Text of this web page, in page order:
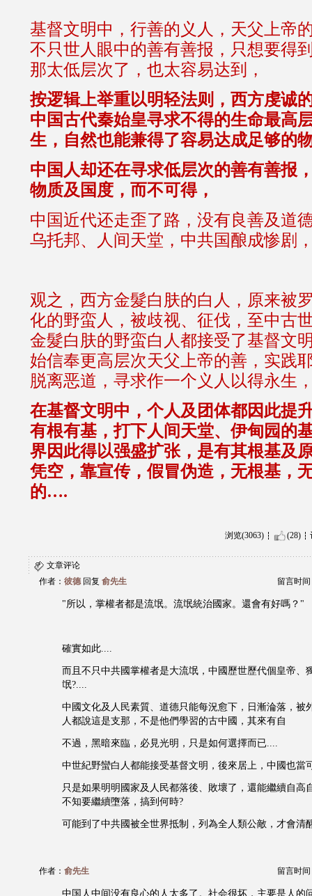
基督文明中，行善的义人，天父上帝
不只世人眼中的善有善报，只想要得
那太低层次了，也太容易达到，
按逻辑上举重以明轻法则，西方虔诚
中国古代秦始皇寻求不得的生命最高
生，自然也能兼得了容易达成足够的
中国人却还在寻求低层次的善有善报
物质及国度，而不可得，
中国近代还走歪了路，没有良善及道
乌托邦、人间天堂，中共国酿成惨剧
观之，西方金髮白肤的白人，原来被
化的野蛮人，被歧视、征伐，至中古
金髮白肤的野蛮白人都接受了基督文
始信奉更高层次天父上帝的善，实践
脱离恶道，寻求作一个义人以得永生
在基督文明中，个人及团体都因此提
有根有基，打下人间天堂、伊甸园的
界因此得以强盛扩张，是有其根基及
凭空，靠宣传，假冒伪造，无根基，
的….
浏览(3063) (28)
文章评论
作者： 彼德回复 俞先生 留言时间
"所以，掌權者都是流氓。流氓統治國家。還會有好嗎？"
確實如此....
而且不只中共國掌權者是大流氓，中國歷世歷代個皇帝、
氓?....
中國文化及人民素質、道德只能每況愈下，日漸淪落，被
人都說這是支那，不是他們學習的古中國，其來有自
不過，黑暗來臨，必見光明，只是如何選擇而已....
中世紀野蠻白人都能接受基督文明，後來居上，中國也當
只是如果明明國家及人民都落後、敗壞了，還能繼續自高
不知要繼續墮落，搞到何時?
可能到了中共國被全世界抵制，列為全人類公敵，才會清
作者： 俞先生 留言时间
中国人中间没有良心的人太多了。社会很坏，主要是人的